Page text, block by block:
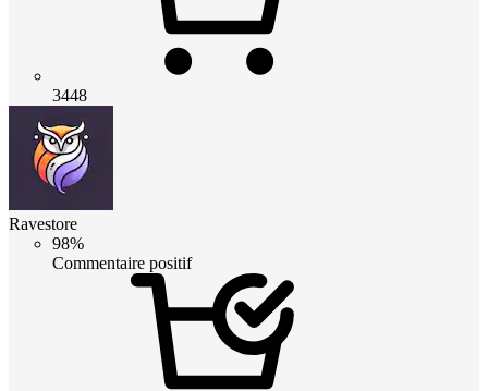
3448
Ravestore
98%
Commentaire positif